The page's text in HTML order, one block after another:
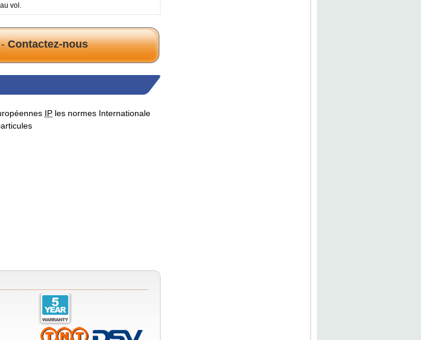
vol.
-Contactez-nous
IP les normes Internationale